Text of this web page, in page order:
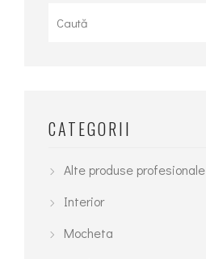
CATEGORII
Alte produse profesionale
Interior
Mocheta